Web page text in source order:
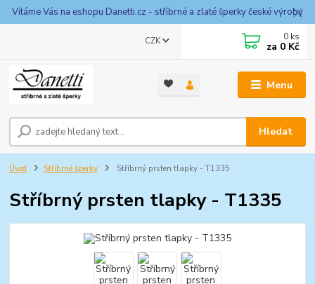
Vítáme Vás na eshopu Danetti.cz - stříbrné a zlaté šperky české výroby
Menu
CZK
Hledat
0 ks
za 0 Kč
Úvod Stříbrné šperky Stříbrný prsten tlapky - T1335
Stříbrný prsten tlapky - T1335